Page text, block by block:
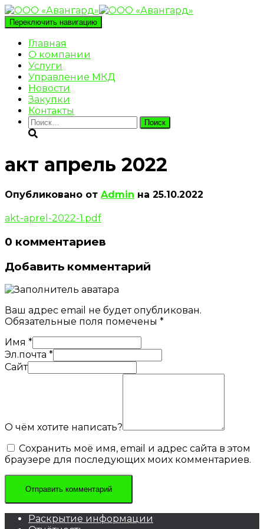
Переключить навигацию
Главная
О компании
Услуги
Управление МКД
Новости
Закупки
Контакты
Найти:
акт апрель 2022
Опубликовано от Admin на 25.10.2022
akt-aprel-2022-1.pdf
0 комментариев
Добавить комментарий
Ваш адрес email не будет опубликован.
Обязательные поля помечены *
Имя *
Эл.почта *
Сайт
О чём хотите написать?
Сохранить моё имя, email и адрес сайта в этом
браузере для последующих моих комментариев.
Раскрытие информации